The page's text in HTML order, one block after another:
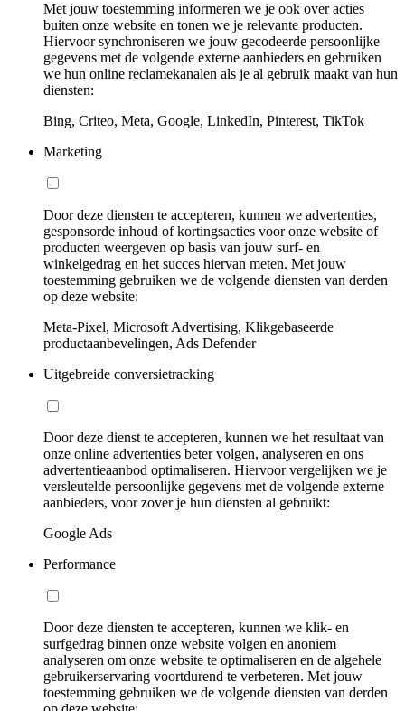
Met jouw toestemming informeren we je ook over acties
buiten onze website en tonen we je relevante producten.
Hiervoor synchroniseren we jouw gecodeerde persoonlijke
gegevens met de volgende externe aanbieders en gebruiken
we hun online reclamekanalen als je al gebruik maakt van hun
diensten:
Bing, Criteo, Meta, Google, LinkedIn, Pinterest, TikTok
Marketing
Door deze diensten te accepteren, kunnen we advertenties,
gesponsorde inhoud of kortingsacties voor onze website of
producten weergeven op basis van jouw surf- en
winkelgedrag en het succes hiervan meten. Met jouw
toestemming gebruiken we de volgende diensten van derden
op deze website:
Meta-Pixel, Microsoft Advertising, Klikgebaseerde
productaanbevelingen, Ads Defender
Uitgebreide conversietracking
Door deze dienst te accepteren, kunnen we het resultaat van
onze online advertenties beter volgen, analyseren en ons
advertentieaanbod optimaliseren. Hiervoor vergelijken we je
versleutelde persoonlijke gegevens met de volgende externe
aanbieders, voor zover je hun diensten al gebruikt:
Google Ads
Performance
Door deze diensten te accepteren, kunnen we klik- en
surfgedrag binnen onze website volgen en anoniem
analyseren om onze website te optimaliseren en de algehele
gebruikerservaring voortdurend te verbeteren. Met jouw
toestemming gebruiken we de volgende diensten van derden